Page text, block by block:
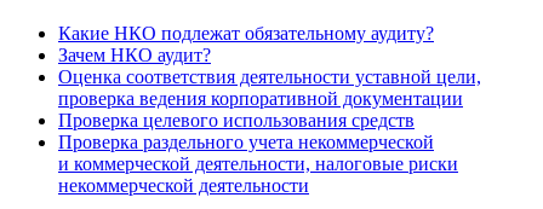
Какие НКО подлежат обязательному аудиту?
Зачем НКО аудит?
Оценка соответствия деятельности уставной цели,
проверка ведения корпоративной документации
Проверка целевого использования средств
Проверка раздельного учета некоммерческой
и коммерческой деятельности, налоговые риски
некоммерческой деятельности